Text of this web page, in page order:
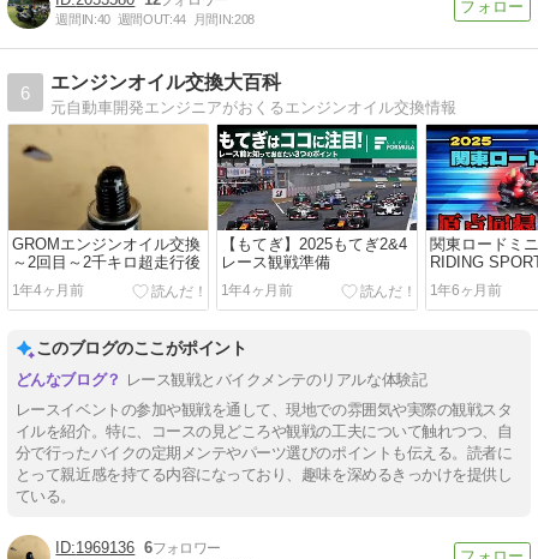
週間IN:40 週間OUT:44 月間IN:208
6
エンジンオイル交換大百科
元自動車開発エンジニアがおくるエンジンオイル交換情報
GROMエンジンオイル交換
～2回目～2千キロ超走行後
1年4ヶ月前
【もてぎ】2025もてぎ2&4
レース観戦準備
1年4ヶ月前
関東ロードミ
RIDING
1年6ヶ月前
このブログのここがポイント
レース観戦とバイクメンテのリアルな体験記
レースイベントの参加や観戦を通して、現地での雰囲気や実際の観戦スタ
イルを紹介。特に、コースの見どころや観戦の工夫について触れつつ、自
分で行ったバイクの定期メンテやパーツ選びのポイントも伝える。読者に
とって親近感を持てる内容になっており、趣味を深めるきっかけを提供し
ている。
1969136 6